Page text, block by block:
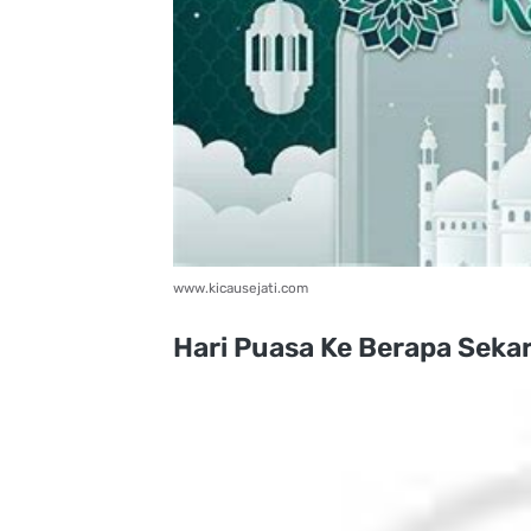
www.kicausejati.com
Hari Puasa Ke Berapa